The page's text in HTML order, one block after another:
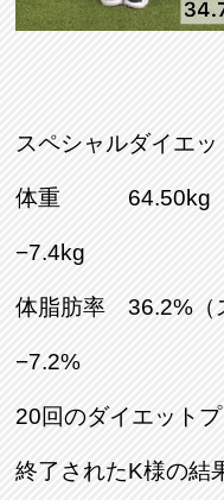
スペシャルダイエ
体重 64.50kg（
−7.4kg
体脂肪率 36.2%（
−7.2%
20回のダイエット
終了されたK様の結